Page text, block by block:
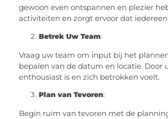
gewoon even ontspannen en plezier
activiteiten en zorgt ervoor dat
Betrek Uw Team:
Vraag uw team om input bij het
bepalen van de datum en locatie.
enthousiast is en zich betrokken voelt.
Plan van Tevoren:
Begin ruim van tevoren met de